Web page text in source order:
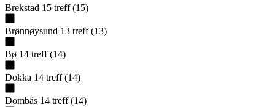
Brekstad 15 treff (15)
Brønnøysund 13 treff (13)
Bø 14 treff (14)
Dokka 14 treff (14)
Dombås 14 treff (14)